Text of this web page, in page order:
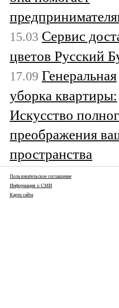
15.03 Сервис
цветов Русский
17.09 Генеральная
уборка квартиры:
Искусство
преображения
пространства
Пользовательское соглашение
Информация о СМИ
Карта сайта